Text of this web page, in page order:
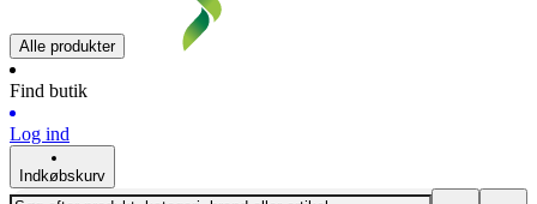
Alle produkter
Find butik
Log ind
Indkøbskurv